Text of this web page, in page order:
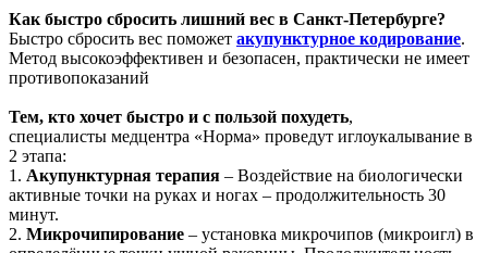
Как быстро сбросить лишний вес в Санкт-Петербурге?
Быстро сбросить вес поможет акупунктурное кодирование.
Метод высокоэффективен и безопасен, практически не имеет
противопоказаний
Тем, кто хочет быстро и с пользой похудеть,
специалисты медцентра «Норма» проведут иглоукалывание в
2 этапа:
1. Акупунктурная терапия – Воздействие на биологически
активные точки на руках и ногах – продолжительность 30
минут.
2. Микрочипирование – установка микрочипов (микроигл) в